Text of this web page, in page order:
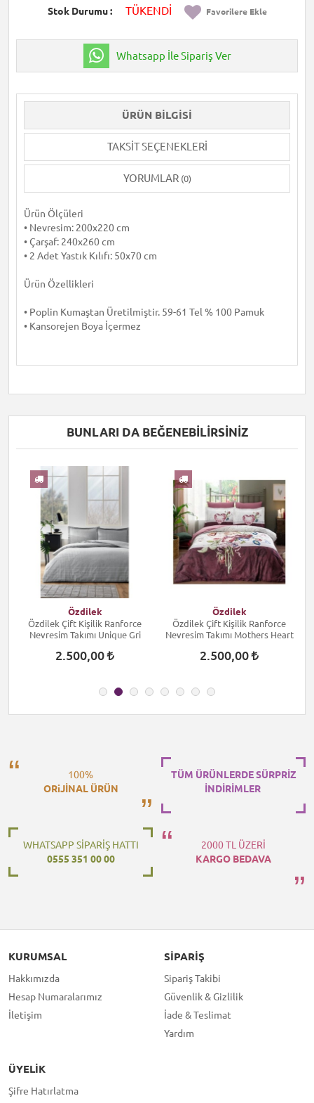
Stok Durumu TÜKENDİ Favorilere Ekle
Whatsapp İle Sipariş Ver
ÜRÜN BILGISI
TAKSIT SEÇENEKLERI
YORUMLAR (0)
Ürün Ölçüleri
• Nevresim: 200x220 cm
• Çarşaf: 240x260 cm
• 2 Adet Yastık Kılıfı: 50x70 cm
Ürün Özellikleri
• Poplin Kumaştan Üretilmiştir. 59-61 Tel % 100 Pamuk
• Kansorejen Boya İçermez
BUNLARI DA BEĞENEBILIRSINIZ
Özdilek
Özdilek Çift Kişilik Ranforce
Nevresim Takımı Unique Gri
2.500,00
Özdilek
Özdilek Çift Kişilik Ranforce
Nevresim Takımı Mothers Heart
2.500,00
100%
ORiJİNAL ÜRÜN
TÜM ÜRÜNLERDE SÜRPRİZ
İNDİRİMLER
WHATSAPP SİPARİŞ HATTI
0555 351 00 00
2000 TL ÜZERİ
KARGO BEDAVA
KURUMSAL
Hakkımızda
Hesap Numaralarımız
İletişim
SIPARIŞ
Sipariş Takibi
Güvenlik & Gizlilik
İade & Teslimat
Yardım
ÜYELIK
Şifre Hatırlatma